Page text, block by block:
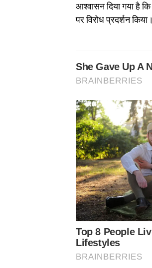
आश्वासन दिया गया है
पर विरोध प्रदर्शन किया।